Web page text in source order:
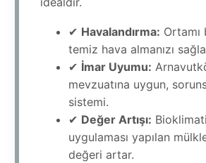
✔ Havalandırma: Ortamı
temiz hava almanızı
✔ İmar Uyumu:
mevzuatına uygun,
sistemi.
✔ Değer Artışı:
uygulaması yapılan
değeri artar.